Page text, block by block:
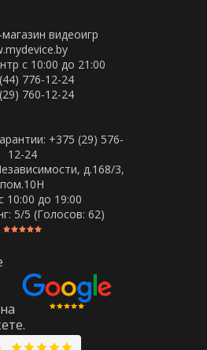
видеоигр
с 10:00 до 21:00
776-12-24
760-12-24
+375 (29) 576-
12-24
д.168/3,
пом.10Н
10:00 до 19:00
5/5 (Голосов: 62)